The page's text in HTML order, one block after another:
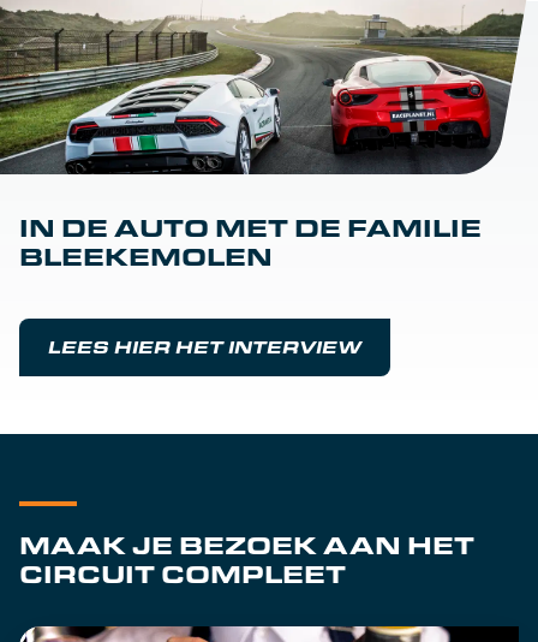
IN DE AUTO MET DE FAMILIE
BLEEKEMOLEN
LEES HIER HET INTERVIEW
MAAK JE BEZOEK AAN HET
CIRCUIT COMPLEET